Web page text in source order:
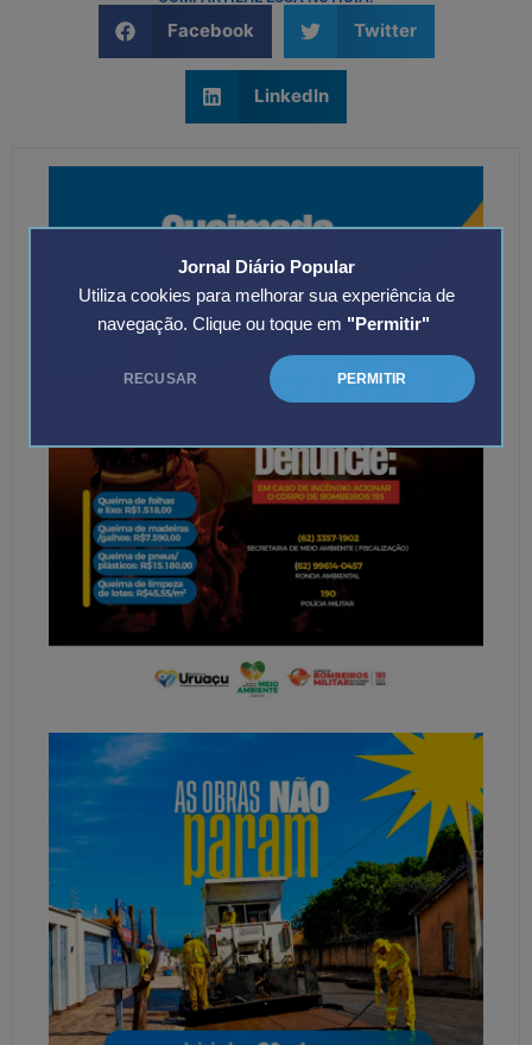
Jornal Diário Popular
Utiliza cookies para melhorar sua experiência de
navegação. Clique ou toque em "Permitir"
RECUSAR PERMITIR
Facebook Twitter
LinkedIn